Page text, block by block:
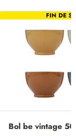
FIN DE
Bol be vintage